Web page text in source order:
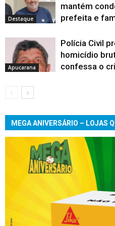
Destaque
mantém
prefeita e
Apucarana
Polícia Civil
homicídio
confessa o
MEGA ANIVERSÁRIO – LOJAS